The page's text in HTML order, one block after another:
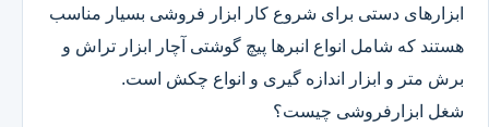
ابزارهای دستی برای شروع کار ابزار فروشی بسیار مناسب
هستند که شامل انواع انبرها پیچ گوشتی آچار ابزار تراش و
برش متر و ابزار اندازه گیری و انواع چکش است.
شغل ابزارفروشی چیست؟